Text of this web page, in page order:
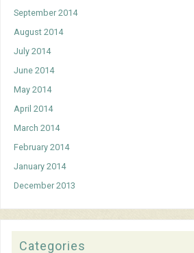
September 2014
August 2014
July 2014
June 2014
May 2014
April 2014
March 2014
February 2014
January 2014
December 2013
Categories